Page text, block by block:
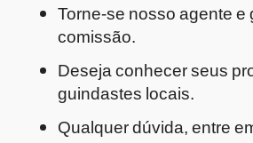
Torne-se nosso agente e
comissão.
Deseja conhecer seus
guindastes locais.
Qualquer dúvida, entre